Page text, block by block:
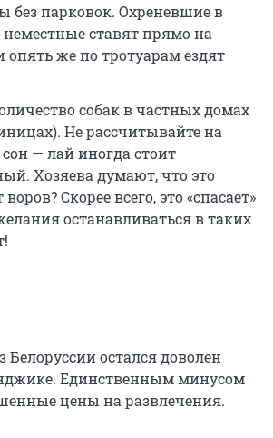
без парковок. Охреневшие в
ставят прямо на
опять же по тротуарам ездят
собак в частных домах
Не рассчитывайте на
— лай иногда стоит
Хозяева думают, что это
воров? Скорее всего, это «спасает»
останавливаться в таких
Белоруссии остался доволен
Единственным минусом
цены на развлечения.